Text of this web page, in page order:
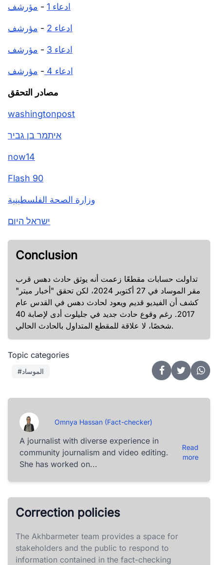
ادعاء 1 - مؤرشف
ادعاء 2 - مؤرشف
ادعاء 3 - مؤرشف
ادعاء 4 - مؤرشف
مصادر التحقق
washingtonpost
איתמר בן גביר
now14
Flash 90
وزارة الصحة الفلسطينية
ישראל היום
Conclusion
تداولت حسابات مقطعًا زعمت أنه يوثق حادث دهس قرب
مقر الموساد في 27 أكتوبر 2024، لكن تحقق "أخبار ميتر"
كشف أن الفيديو قديم ويعود لحادث دهس في القدس عام
2017. رغم وقوع حادث جديد في جليلوت أدى لإصابة 40
شخصًا، لا علاقة للمقطع المتداول بالحادث الحالي.
Topic categories
#الموساد
Omnya Hassan (Fact-checker)
A journalist with diverse experience in
community journalism and video editing.
She has worked on...
Read
more
Correction policies
The Akhbarmeter team provides a space for
stakeholders and the public to respond to
information contained in the fact-checking